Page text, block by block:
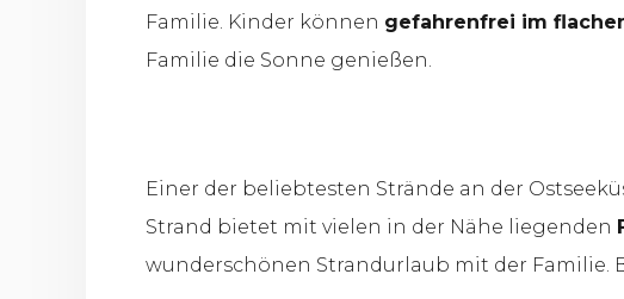
Familie. Kinder können gefahrenfrei im
Familie die Sonne genießen.
Einer der beliebtesten Strände an der
Strand bietet mit vielen in der Nähe liegenden
wunderschönen Strandurlaub mit der Familie.